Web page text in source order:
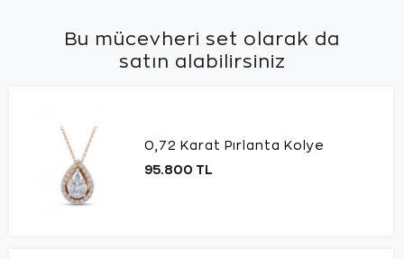
Bu mücevheri set olarak da
satın alabilirsiniz
0,72 Karat Pırlanta Kolye
95.800 TL